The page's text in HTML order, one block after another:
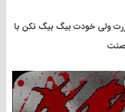
ولی خودت بیگ بیگ نکن با